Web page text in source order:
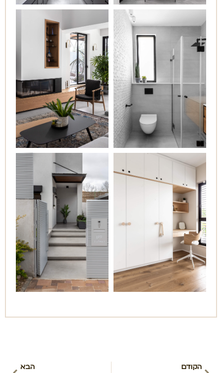
הקודם הבא